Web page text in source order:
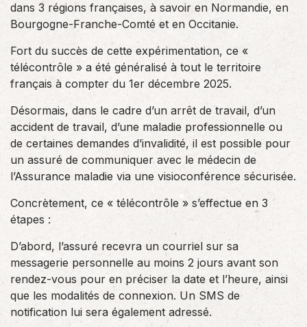
dans 3 régions françaises, à savoir en Normandie, en
Bourgogne-Franche-Comté et en Occitanie.
Fort du succès de cette expérimentation, ce «
télécontrôle » a été généralisé à tout le territoire
français à compter du 1er décembre 2025.
Désormais, dans le cadre d’un arrêt de travail, d’un
accident de travail, d’une maladie professionnelle ou
de certaines demandes d’invalidité, il est possible pour
un assuré de communiquer avec le médecin de
l’Assurance maladie via une visioconférence sécurisée.
Concrètement, ce « télécontrôle » s’effectue en 3
étapes :
D’abord, l’assuré recevra un courriel sur sa
messagerie personnelle au moins 2 jours avant son
rendez-vous pour en préciser la date et l’heure, ainsi
que les modalités de connexion. Un SMS de
notification lui sera également adressé.